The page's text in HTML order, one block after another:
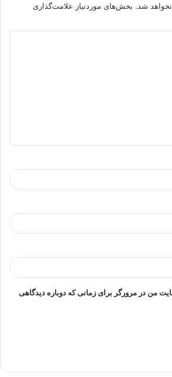
شد. بخش‌های موردنیاز علامت‌گذاری
من در مرورگر برای زمانی که دوباره دیدگاهی